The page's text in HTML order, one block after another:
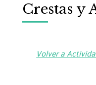
Crestas y
Volver a